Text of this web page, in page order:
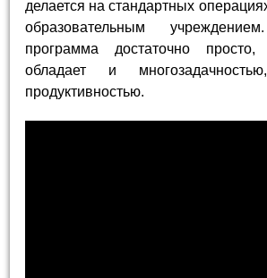
делается на стандартных
образовательным
программа достаточно
обладает и
продуктивностью.